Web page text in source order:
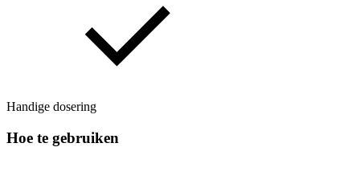
Handige dosering
Hoe te gebruiken